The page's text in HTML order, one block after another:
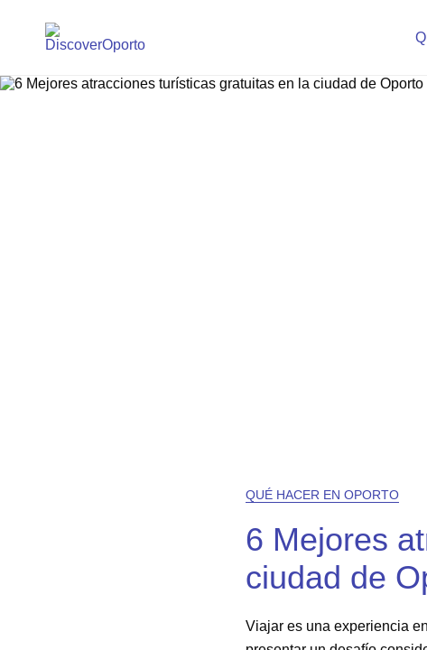
QUÉ HACER EN OPORTO
6 Mejores
ciudad de
Viajar es una experiencia